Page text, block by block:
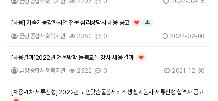
[채용] 가족기능강화사업 전문 심리상담사 채용 공고 인기글다운로드
금강종합사회복지관 2350 0 2022-02-08
[채용결과]2022년 겨울방학 돌봄교실 강사 채용 결과 인기글
금강종합사회복지관 2322 0 2021-12-30
[채용-1차 서류전형] 2022년 노인맞춤돌봄서비스 생활지원사 서류전형 합격자 공고